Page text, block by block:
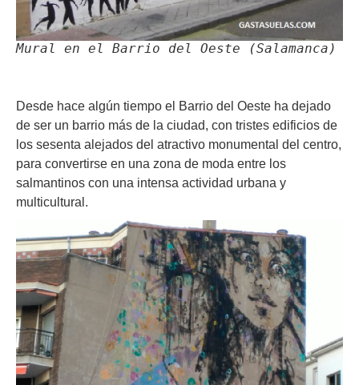
Mural en el Barrio del Oeste (Salamanca)
Desde hace algún tiempo el Barrio del Oeste ha dejado
de ser un barrio más de la ciudad, con tristes edificios de
los sesenta alejados del atractivo monumental del centro,
para convertirse en una zona de moda entre los
salmantinos con una intensa actividad urbana y
multicultural.